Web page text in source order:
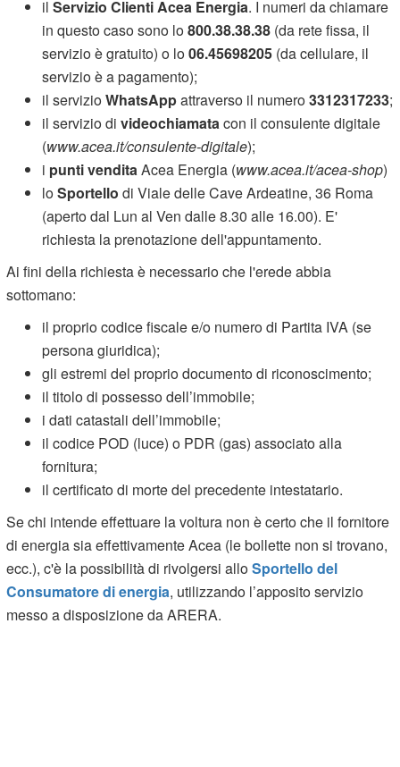
ilServizio Clienti Acea Energia. I numeri da chiamare
in questo caso sono lo800.38.38.38 (da rete fissa, il
servizio è gratuito) o lo06.45698205 (da cellulare, il
servizio è a pagamento);
il servizioWhatsAppattraverso il numero3312317233;
il servizio divideochiamatacon il consulente digitale
(www.acea.it/consulente-digitale);
i punti vendita Acea Energia (www.acea.it/acea-shop)
loSportello di Viale delle Cave Ardeatine, 36 Roma
(aperto dal Lun al Ven dalle 8.30 alle 16.00). E'
richiesta la prenotazione dell'appuntamento.
Ai fini della richiesta è necessario che l'erede abbia
sottomano:
il proprio codice fiscale e/o numero di Partita IVA (se
persona giuridica);
gli estremi del proprio documento di riconoscimento;
il titolo di possesso dell’immobile;
i dati catastali dell’immobile;
il codice POD (luce) o PDR (gas) associato alla
fornitura;
il certificato di morte del precedente intestatario.
Se chi intende effettuare la voltura non è certo che il fornitore
di energia sia effettivamente Acea (le bollette non si trovano,
ecc.), c'è la possibilità di rivolgersi alloSportello del
Consumatore di energia, utilizzando l’apposito servizio
messo a disposizione da ARERA.